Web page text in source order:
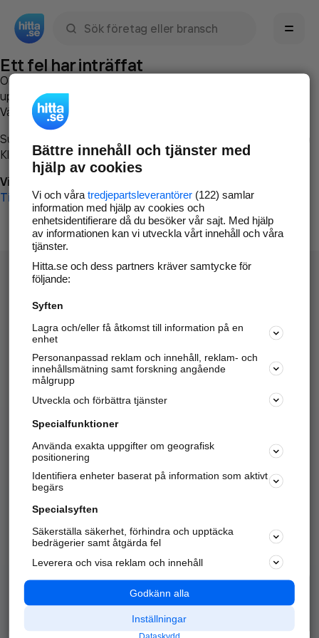
Ett fel har inträffat
Om du vill kan du
uppstod så att vi lättare och snabbare kan avhjälpa det.
Vänligen försök med följande:
Surfa till
Klicka påTillbaka-knappen i webbläsaren och försök igen
Vi beklagar besväret!
Till startsidan
Hitta.se - Gratis nummerupplysning.
Sök företag, personer och platser.
Hitta telefonnummer, adresser, företagsinfo mm.
Marknadsför företaget
Kom igång och annonsera mot
samarbetspartners nära dig.
Alla kategorier
Populära sökningar
API & Kartor
Annonsera
Integritet
Nödnummer
Bättre innehåll och tjänster med
hjälp av cookies
Vi och våra tredjepartsleverantörer(122) samlar
information med hjälp av cookies och
enhetsidentifierare då du besöker vår sajt. Med hjälp
av informationen kan vi utveckla vårt innehåll och våra
tjänster.
Hitta.se och dess partners kräver samtycke för
följande:
Syften
Lagra och/eller få åtkomst till information på en
enhet
Personanpassad reklam och innehåll, reklam- och
innehållsmätning samt forskning angående
målgrupp
Utveckla och förbättra tjänster
Specialfunktioner
Använda exakta uppgifter om geografisk
positionering
Identifiera enheter baserat på information som aktivt
begärs
Specialsyften
Säkerställa säkerhet, förhindra och upptäcka
bedrägerier samt åtgärda fel
Leverera och visa reklam och innehåll
Godkänn alla
Inställningar
Dataskydd